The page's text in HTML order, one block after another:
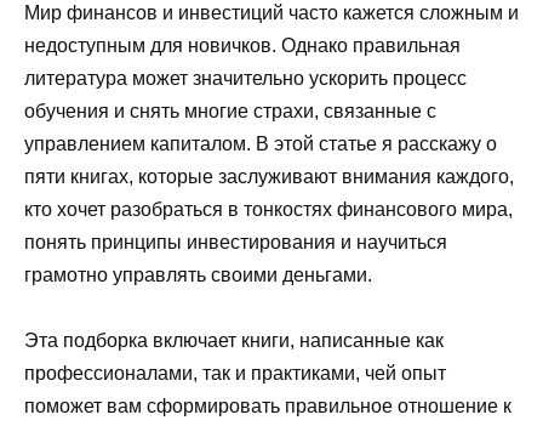
Мир финансов и инвестиций часто кажется сложным и
недоступным для новичков. Однако правильная
литература может значительно ускорить процесс
обучения и снять многие страхи, связанные с
управлением капиталом. В этой статье я расскажу о
пяти книгах, которые заслуживают внимания каждого,
кто хочет разобраться в тонкостях финансового мира,
понять принципы инвестирования и научиться
грамотно управлять своими деньгами.
Эта подборка включает книги, написанные как
профессионалами, так и практиками, чей опыт
поможет вам сформировать правильное отношение к